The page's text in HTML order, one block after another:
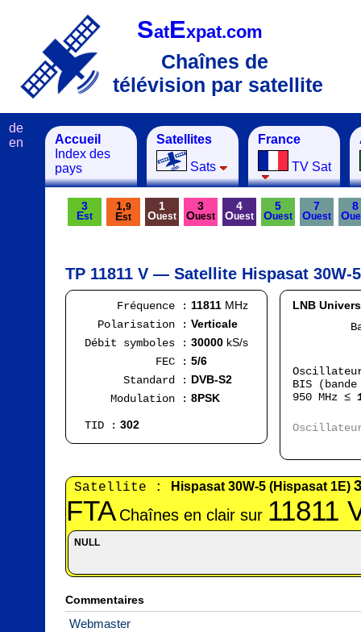
SatExpat.com
Chaînes de
télévision par satellite
Accueil
Index des
pays
Satellites
Sats
France
TV Sat
de
en
3
Est
1,9
Est
1
Ouest
3
Ouest
4
Ouest
5
Ouest
7
Ouest
8
O
TP 11811 V — Satellite Hispasat 30W-
Fréquence : 11811 MHz
Polarisation : Verticale
Débit symboles : 30000 kS/s
FEC : 5/6
Standard : DVB-S2
Modulation : 8PSK
TID : 302
LNB
BIS
950 MHz ≤
Satellite : Hispasat 30W-5 (Hispasat 1E)
FTA Chaînes en clair sur 11811
NULL
Commentaires
Webmaster